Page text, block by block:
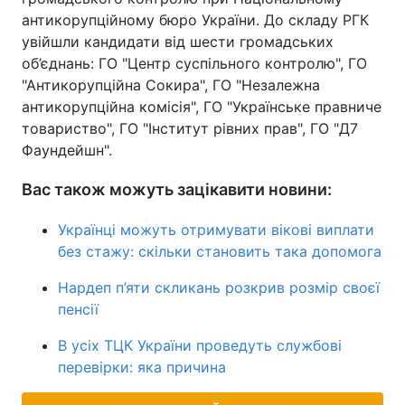
антикорупційному бюро України. До складу РГК
увійшли кандидати від шести громадських
об’єднань: ГО "Центр суспільного контролю", ГО
"Антикорупційна Сокира", ГО "Незалежна
антикорупційна комісія", ГО "Українське правниче
товариство", ГО "Інститут рівних прав", ГО "Д7
Фаундейшн".
Вас також можуть зацікавити новини:
Українці можуть отримувати вікові виплати
без стажу: скільки становить така допомога
Нардеп п’яти скликань розкрив розмір своєї
пенсії
В усіх ТЦК України проведуть службові
перевірки: яка причина